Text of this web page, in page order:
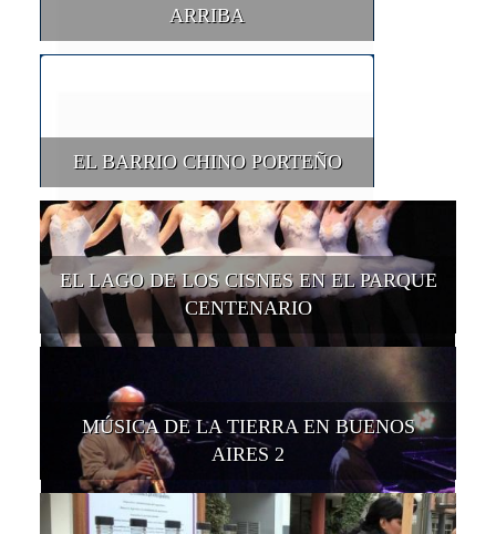
ARRIBA
EL BARRIO CHINO PORTEÑO
EL LAGO DE LOS CISNES EN EL PARQUE
CENTENARIO
MÚSICA DE LA TIERRA EN BUENOS
AIRES 2